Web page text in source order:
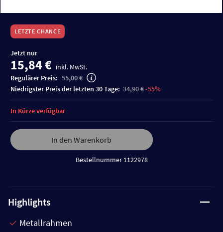
LETZTE CHANCE
Jetzt nur
15,84 € inkl. MwSt.
Regulärer Preis: 55,00 €
niedrigster Preis der letzten 30 Tage: 34,90 €-55%
In den Warenkorb
Bestellnummer 1122978
In Kürze verfügbar
Highlights
Metallrahmen